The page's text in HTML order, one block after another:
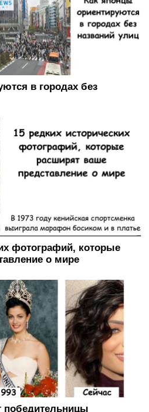
в городах без
фотографий, которые
о мире
победительницы